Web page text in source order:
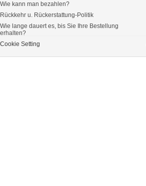
Wie kann man bezahlen?
Rückkehr u. Rückerstattung-Politik
Wie lange dauert es, bis Sie Ihre Bestellung
erhalten?
Cookie Setting